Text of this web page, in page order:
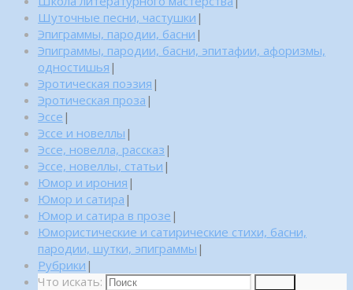
Шуточные песни, частушки |
Эпиграммы, пародии, басни |
Эпиграммы, пародии, басни, эпитафии, афоризмы,
одностишья |
Эротическая поэзия |
Эротическая проза |
Эссе |
Эссе и новеллы |
Эссе, новелла, рассказ |
Эссе, новеллы, статьи |
Юмор и ирония |
Юмор и сатира |
Юмор и сатира в прозе |
Юмористические и сатирические стихи, басни,
пародии, шутки, эпиграммы |
Рубрики |
Что искать: